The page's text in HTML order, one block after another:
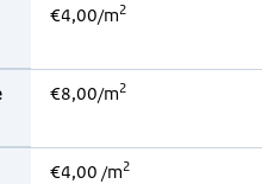
€4,00/m2
€8,00/m2
€4,00 /m2